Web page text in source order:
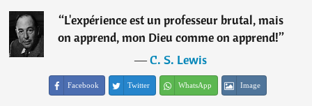
“L'expérience est un professeur brutal, mais
on apprend, mon Dieu comme on apprend!”
―C. S. Lewis
Facebook Twitter WhatsApp Image